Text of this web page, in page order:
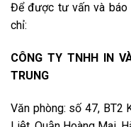
Để được tư vấn và báo
chỉ:
CÔNG TY TNHH IN
TRUNG
Văn phòng: số 47, BT2